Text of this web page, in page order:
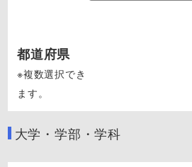
都道府県
※複数選択でき
ます。
大学・学部・学科